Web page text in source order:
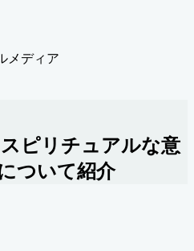
メディア
ピリチュアルな意
ついて紹介